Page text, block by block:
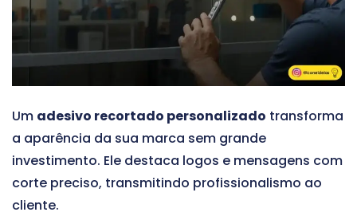
Um adesivo recortado personalizado transforma
a aparência da sua marca sem grande
investimento. Ele destaca logos e mensagens com
corte preciso, transmitindo profissionalismo ao
cliente.